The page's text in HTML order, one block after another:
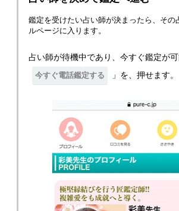
鑑定を受けたい占い師が決まったら、その
ルページに入ります。
占い師が待機中であり、今すぐ鑑定が
今すぐ電話鑑定する 」を、押せます。